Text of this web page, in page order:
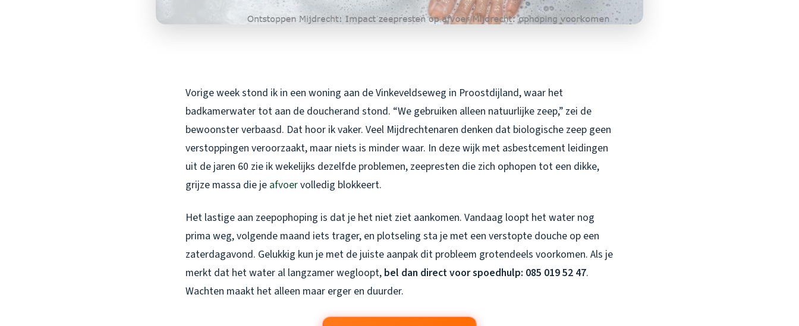
Vorige week stond ik in een woning aan de Vinkeveldseweg in Proostdijland, waar het
badkamerwater tot aan de doucherand stond. “We gebruiken alleen natuurlijke zeep,” zei de
bewoonster verbaasd. Dat hoor ik vaker. Veel Mijdrechtenaren denken dat biologische zeep geen
verstoppingen veroorzaakt, maar niets is minder waar. In deze wijk met asbestcement leidingen
uit de jaren 60 zie ik wekelijks dezelfde problemen, zeepresten die zich ophopen tot een dikke,
grijze massa die je afvoervolledig blokkeert.
Het lastige aan zeepophoping is dat je het niet ziet aankomen. Vandaag loopt het water nog
prima weg, volgende maand iets trager, en plotseling sta je met een verstopte douche op een
zaterdagavond. Gelukkig kun je met de juiste aanpak dit probleem grotendeels voorkomen. Als je
merkt dat het water al langzamer wegloopt, bel dan direct voor spoedhulp: 085 019 52 47.
Wachten maakt het alleen maar erger en duurder.